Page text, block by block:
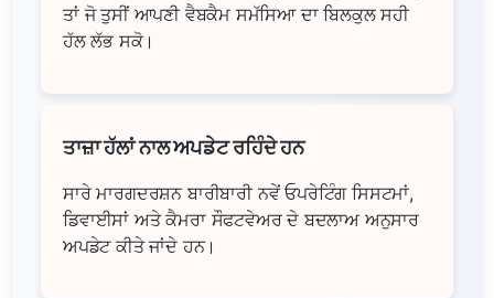
ਤਾਂ ਜੋ ਤੁਸੀਂ ਆਪਣੀ ਵੈਬਕੈਮ ਸਮੱਸਿਆ ਦਾ ਬਿਲਕੁਲ ਸਹੀ
ਹੱਲ ਲੱਭ ਸਕੋ।
ਤਾਜ਼ਾ ਹੱਲਾਂ ਨਾਲ ਅਪਡੇਟ ਰਹਿੰਦੇ ਹਨ
ਸਾਰੇ ਮਾਰਗਦਰਸ਼ਨ ਬਾਰੀਬਾਰੀ ਨਵੇਂ ਓਪਰੇਟਿੰਗ ਸਿਸਟਮਾਂ,
ਡਿਵਾਈਸਾਂ ਅਤੇ ਕੈਮਰਾ ਸੌਫਟਵੇਅਰ ਦੇ ਬਦਲਾਅ ਅਨੁਸਾਰ
ਅਪਡੇਟ ਕੀਤੇ ਜਾਂਦੇ ਹਨ।